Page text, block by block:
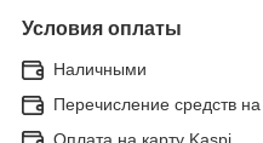
Условия оплаты
Наличными
Перечисление средств на